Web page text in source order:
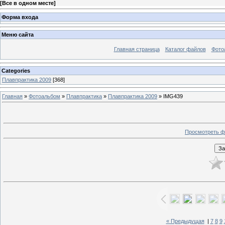
[Все в одном месте]
Форма входа
Меню сайта
Главная страница Каталог файлов
Categories
Плавпрактика 2009 [368]
Главная » Фотоальбом » Плавпрактика » Плавпрактика 2009 » IMG439
Просмотреть
« Предыдущая| 7 8 9